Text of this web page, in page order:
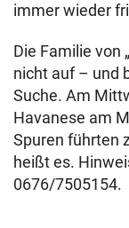
immer wieder
Die Familie von
nicht auf – und
Suche. Am
Havanese am
Spuren führten
heißt es.
0676/7505154.